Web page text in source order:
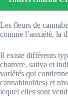
Les fleurs de
comme l’anxiété, la
Il existe différents
chanvre, sativa et
variétés qui
cannabinoïdes) et
lequel elles sont